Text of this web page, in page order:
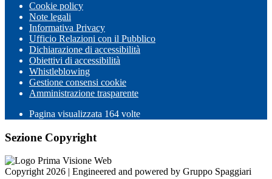
Cookie policy
Note legali
Informativa Privacy
Ufficio Relazioni con il Pubblico
Dichiarazione di accessibilità
Obiettivi di accessibilità
Whistleblowing
Gestione consensi cookie
Amministrazione trasparente
Pagina visualizzata 164 volte
Sezione Copyright
Copyright 2026 | Engineered and powered by Gruppo Spaggiari